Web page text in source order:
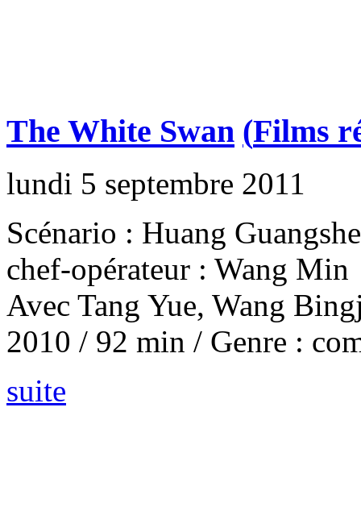
The White Swan (Films
lundi 5 septembre 2011
Scénario : Huang
chef-opérateur : Wang Min
Avec Tang Yue, Wang
2010 / 92 min / Genre :
suite